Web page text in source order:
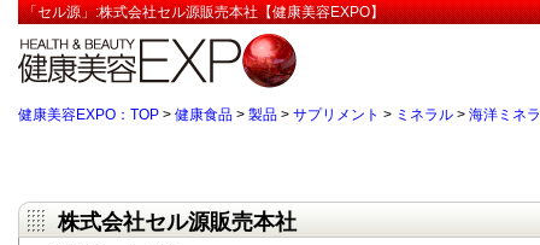
「セル源」:株式会社セル源販売本社【健康美容EXPO】
健康美容EXPO：TOP > 健康食品 > 製品 > サプリメント > ミネラル > 海洋ミネ
株式会社セル源販売本社